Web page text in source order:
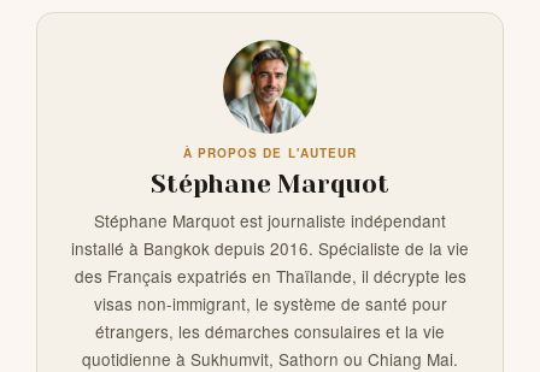
À PROPOS DE L'AUTEUR
Stéphane Marquot
Stéphane Marquot est journaliste indépendant
installé à Bangkok depuis 2016. Spécialiste de la vie
des Français expatriés en Thaïlande, il décrypte les
visas non-immigrant, le système de santé pour
étrangers, les démarches consulaires et la vie
quotidienne à Sukhumvit, Sathorn ou Chiang Mai.